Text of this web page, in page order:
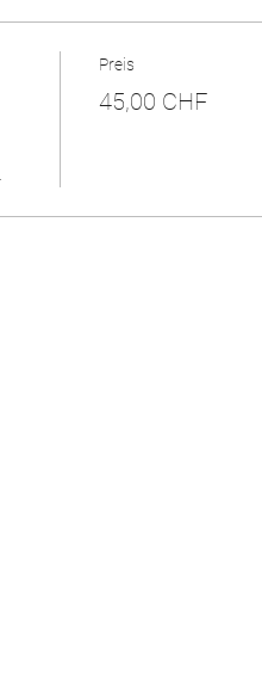
Preis
45,00 CHF